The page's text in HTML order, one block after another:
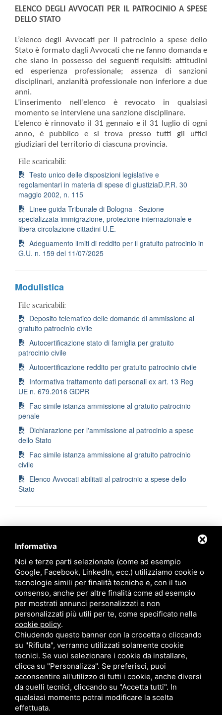
ELENCO DEGLI AVVOCATI PER IL PATROCINIO A SPESE
DELLO STATO
L’elenco degli Avvocati per il patrocinio a spese dello
Stato è formato dagli Avvocati che ne fanno domanda e
che siano in possesso dei seguenti requisiti: attitudini
ed esperienza professionale; assenza di sanzioni
disciplinari, anzianità professionale non inferiore a due
anni.
L’inserimento nell’elenco è revocato in qualsiasi
momento se interviene una sanzione disciplinare.
L’elenco è rinnovato il 31 gennaio e il 31 luglio di ogni
anno, è pubblico e si trova presso tutti gli uffici
giudiziari del territorio di ciascuna provincia.
File scaricabili:
Testo unico delle disposizioni legislative e
regolamentari in materia di spese di giustiziaD.P.R. 30
maggio 2002, n. 115
Linee guida Tribunale di Bologna - Sezione
specializzata immigrazione, protezione internazionale e
libera circolazione cittadini U.E.
Adeguamento limiti di reddito per il gratuito patrocinio in
G.U. n. 159 del 11/07/2025
Modulistica
File scaricabili:
Deposito telematico delle domande di ammissione al
gratuito patrocinio civile
Autocertificazione stato di famiglia per gratuito
patrocinio civile
Autocertificazione reddito per gratuito patrocinio civile
Informativa trattamento dati personali ex art. 13 Reg
UE n. 679.2016 GDPR
Fac simile istanza ammissione al gratuito patrocinio
penale
Dichiarazione per l'ammissione al patrocinio a spese
dello Stato
Fac simile istanza ammissione al gratuito patrocinio
civile
Elenco Avvocati abilitati al patrocinio a spese dello
Stato
Ordine degli Avvocati di Ravenna
Palazzo di Giustizia
Viale Giovanni Falcone, 67
Ravenna - 48124
Contatti
segreteria@ordineavvocatiravenna.it
PECsegreteria@ordineavvocatiravenna.eu
331 2014693
Privacy policy
Informativa
Noi e terze parti selezionate (come ad esempio
Google, Facebook, LinkedIn, ecc.) utilizziamo cookie o
tecnologie simili per finalità tecniche e, con il tuo
consenso, anche per altre finalità come ad esempio
per mostrati annunci personalizzati e non
personalizzati più utili per te, come specificato nella
cookie policy.
Chiudendo questo banner con la crocetta o cliccando
su "Rifiuta", verranno utilizzati solamente cookie
tecnici. Se vuoi selezionare i cookie da installare,
clicca su "Personalizza". Se preferisci, puoi
acconsentire all'utilizzo di tutti i cookie, anche diversi
da quelli tecnici, cliccando su "Accetta tutti". In
qualsiasi momento potrai modificare la scelta
effettuata.